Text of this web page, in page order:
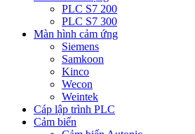
PLC S7 200
PLC S7 300
Màn hình cảm ứng
Siemens
Samkoon
Kinco
Wecon
Weintek
Cáp lập trình PLC
Cảm biến